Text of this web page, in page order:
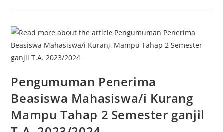
Pengumuman Penerima
Beasiswa Mahasiswa/i Kurang
Mampu Tahap 2 Semester ganjil